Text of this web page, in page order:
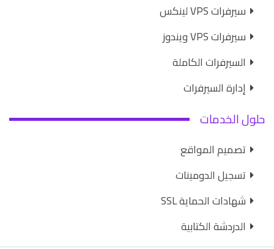
سيرفرات VPS لينكس
سيرفرات VPS ويندوز
السيرفرات الكاملة
إدارة السيرفرات
حلول الخدمات
تصميم المواقع
تسجيل الدومينات
شهادات الحماية SSL
الدردشة الكتابية